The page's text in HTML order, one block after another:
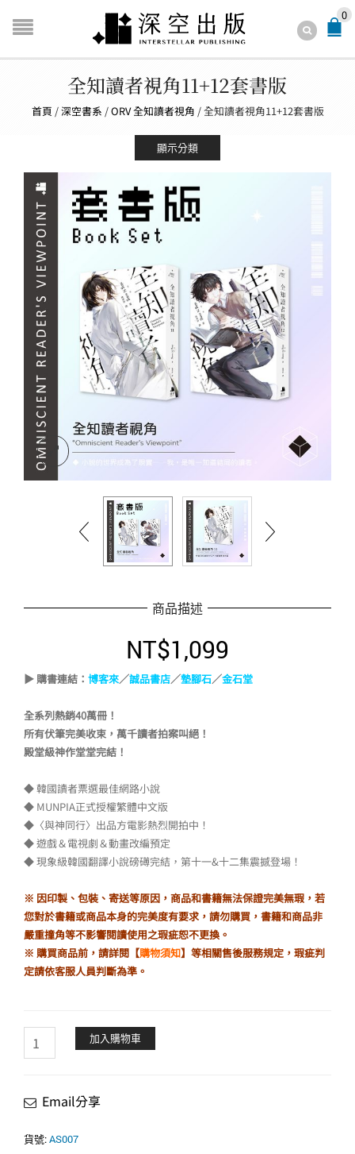
0
全知讀者視角11+12套書版
首頁 /深空書系 /ORV 全知讀者視角 /全知讀者視角11+12套書版
商品描述
NT$1,099
▶ 購書連結： 博客來／誠品書店／墊腳石／金石堂
全系列熱銷40萬冊！
所有伏筆完美收束，萬千讀者拍案叫絕！
殿堂級神作堂堂完結！
◆ 韓國讀者票選最佳網路小說
◆ MUNPIA正式授權繁體中文版
◆〈與神同行〉出品方電影熱烈開拍中！
◆ 遊戲＆電視劇＆動畫改編預定
◆ 現象級韓國翻譯小說磅礡完結，第十一&十二集震撼登場！
※ 因印製、包裝、寄送等原因，商品和書籍無法保證完美無瑕，若
您對於書籍或商品本身的完美度有要求，請勿購買，書籍和商品非
嚴重撞角等不影響閱讀使用之瑕疵恕不更換。
※ 購買商品前，請詳閱【購物須知】等相關售後服務規定，瑕疵判
定請依客服人員判斷為準。
知
視
11+12
加入購物車
Email分享
貨號:AS007
顯示分類